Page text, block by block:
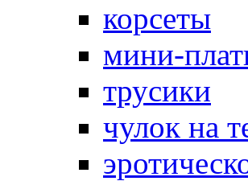
корсеты
мини-
трусики
чулок на